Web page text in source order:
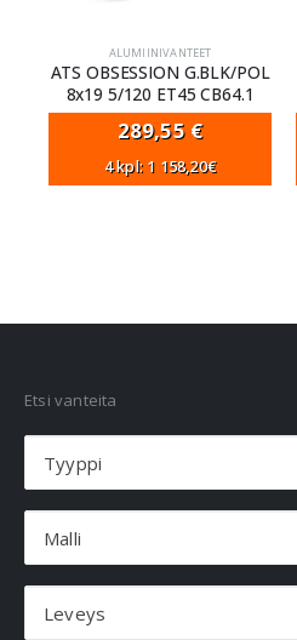
ALUMIINIVANTEET
ATS OBSESSION G.BLK/POL
8x19 5/120 ET45 CB64.1
289,55 €
4 kpl: 1 158,20€
Etsi vanteita
Tyyppi
Malli
Leveys